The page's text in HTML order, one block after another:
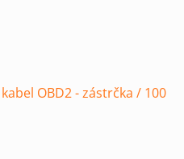
OBD2 - zástrčka / 100